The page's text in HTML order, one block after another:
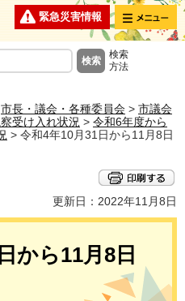
緊急災害情報 メニュー
検索
方法
市長・議会・各種委員会 > 市議会
受け入れ状況 > 令和6年度から
> 令和4年10月31日から11月8日
更新日：2022年11月8日
から11月8日